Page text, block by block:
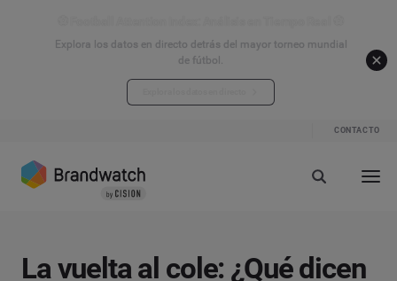
Explora los datos en directo detrás del mayor torneo mundial
de fútbol.
CONTACTO
La vuelta al cole: ¿Qué dicen